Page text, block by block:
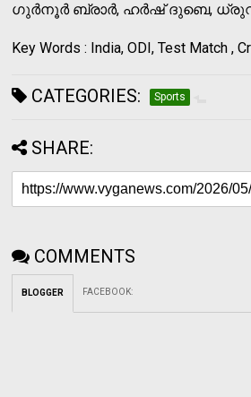
ഗുര്‍നൂര്‍ ബ്രാര്‍, ഹര്‍ഷ് ദുബെ,
Key Words : India, ODI, Test Match ,
CATEGORIES: Sports
SHARE:
COMMENTS
BLOGGER FACEBOOK: